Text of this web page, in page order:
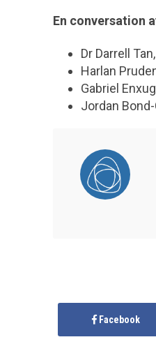
En conversation
Dr Darrell
Harlan
Gabriel
Jordan
Facebook